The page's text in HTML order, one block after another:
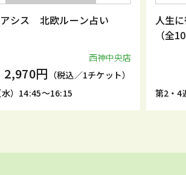
シス 北欧ルーン占い
西神中央店
2,970円 （税込／1チケット）
）14:45～16:15
人生
（全
第2・4